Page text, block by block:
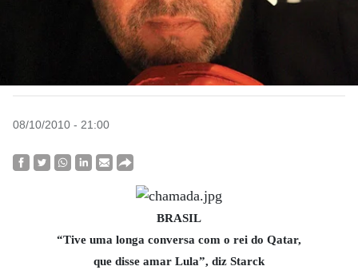
08/10/2010 - 21:00
BRASIL
“Tive uma longa conversa com o rei do Qatar,
que disse amar Lula”, diz Starck